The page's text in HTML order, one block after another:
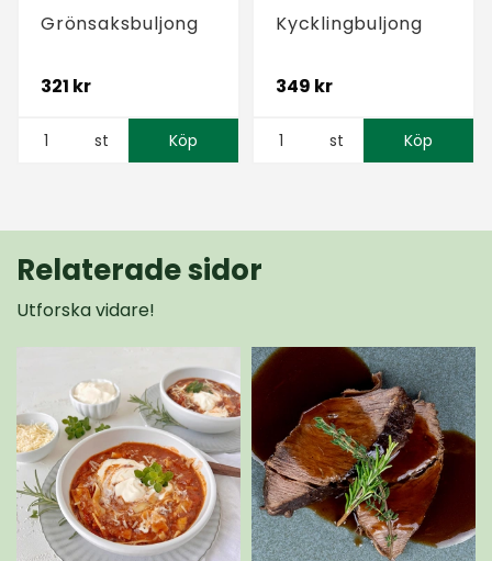
Grönsaksbuljong
321 kr
st Köp
Kycklingbuljong
349 kr
st Köp
Relaterade sidor
Utforska vidare!